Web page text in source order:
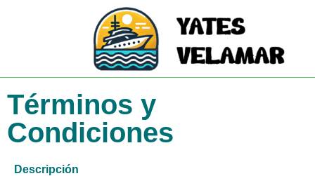
Términos y
condiciones
Términos y
Condiciones
Descripción